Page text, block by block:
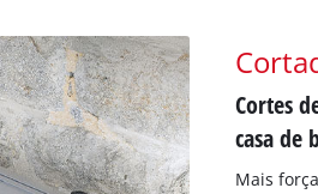
Cortes
casa de
Mais